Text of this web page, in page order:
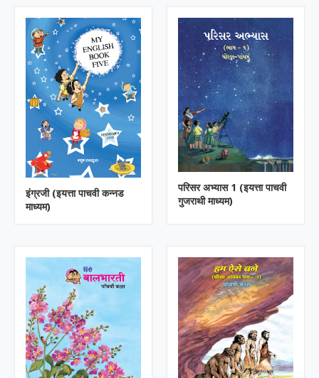
इंग्रजी (इयत्ता पाचवी कन्नड
माध्यम)
परिसर अभ्यास 1 (इयत्ता पाचवी
गुजराथी माध्यम)